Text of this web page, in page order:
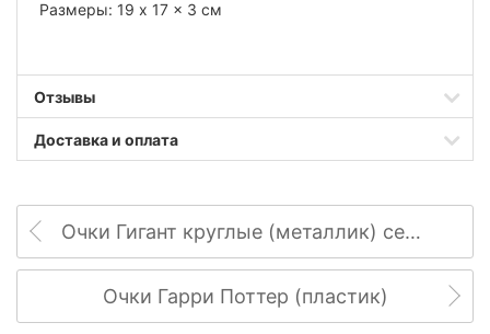
Размеры: 19 x 17 x 3 см
Отзывы
Доставка и оплата
Очки Гигант круглые (металлик) серебро
Очки Гарри Поттер (пластик)